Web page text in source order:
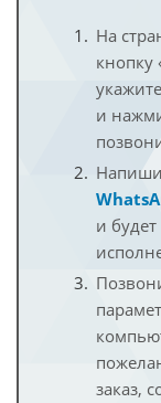
На
кнопку
и
и
заказ,